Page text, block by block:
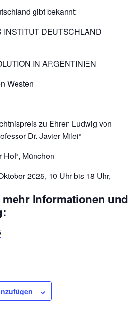
gibt bekannt:
INSTITUT DEUTSCHLAND
IN ARGENTINIEN
Westen
zu Ehren Ludwig von
Dr. Javier Milei“
Hof“, München
2025, 10 Uhr bis 18 Uhr,
Informationen und